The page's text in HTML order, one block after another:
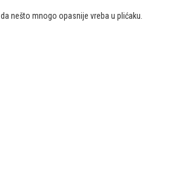
nešto mnogo opasnije vreba u plićaku.